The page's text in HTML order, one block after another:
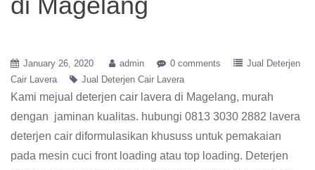
January 26, 2020 admin 0 comments
Jual Deterjen
Cair Lavera
Jual Deterjen Cair Lavera
Kami mejual deterjen cair lavera di Magelang, murah
dengan jaminan kualitas. hubungi 0813 3030 2882 lavera
deterjen cair diformulasikan khususs untuk pemakaian
pada mesin cuci front loading atau top loading. Deterjen